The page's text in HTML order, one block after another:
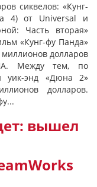
сиквелов: «Кунг-
4) от Universal и
Часть вторая»
«Кунг-фу Панда»
миллионов долларов
Между тем, по
уик-энд «Дюна 2»
долларов.
вышел